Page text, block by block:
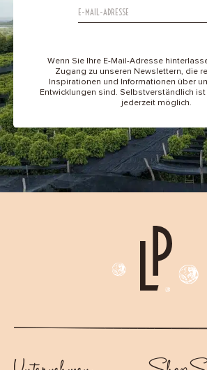
Wenn Sie Ihre E-Mail-Adresse
Zugang zu unseren Newslettern, die
Inspirationen und Informationen über
Entwicklungen sind. Selbstverständlich
jederzeit möglich.